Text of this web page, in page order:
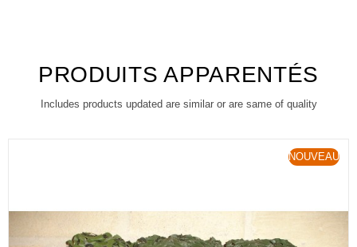
PRODUITS APPARENTÉS
Includes products updated are similar or are same of quality
NOUVEAU